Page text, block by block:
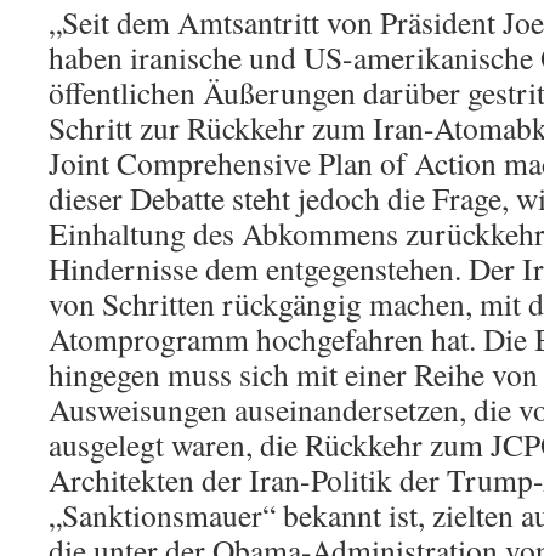
„Seit dem Amtsantritt von Präsident
haben iranische und US-
öffentlichen Äußerungen darüber
Schritt zur Rückkehr zum Iran-
Joint Comprehensive Plan of Action
dieser Debatte steht jedoch die Frage,
Einhaltung des Abkommens
Hindernisse dem entgegenstehen. Der
von Schritten rückgängig machen, mit
Atomprogramm hochgefahren hat.
hingegen muss sich mit einer Reihe
Ausweisungen auseinandersetzen, die
ausgelegt waren, die Rückkehr zum
Architekten der Iran-Politik der
„Sanktionsmauer“ bekannt ist, zielten